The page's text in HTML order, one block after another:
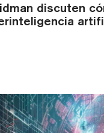
discuten